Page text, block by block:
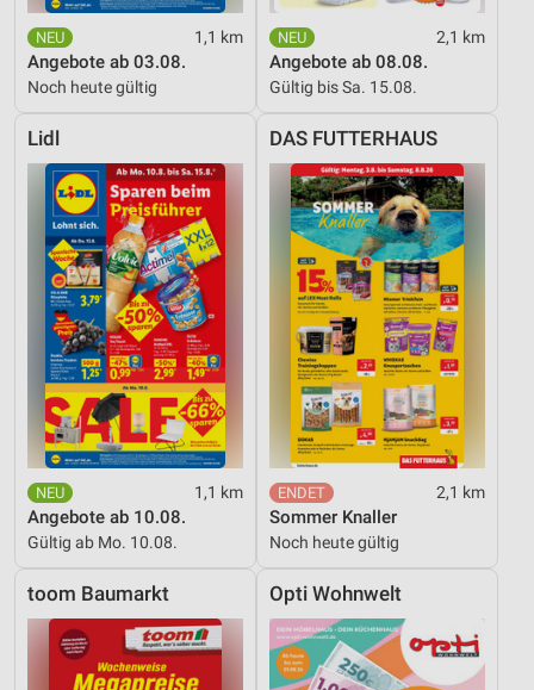
1,1 km
Angebote ab 03.08.
Noch heute gültig
2,1 km
Angebote ab 08.08.
Gültig bis Sa. 15.08.
Lidl
1,1 km
Angebote ab 10.08.
Gültig ab Mo. 10.08.
DAS FUTTERHAUS
2,1 km
Sommer Knaller
Noch heute gültig
toom Baumarkt Opti Wohnwelt